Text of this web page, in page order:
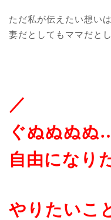
ただ私が伝えたい想いは
妻だとしてもママだと
／
ぐぬぬぬぬ
自由になり
やりたいこ